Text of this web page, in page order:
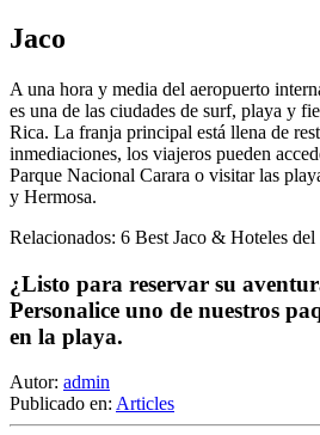
Jaco
A una hora y media del aeropuerto
es una de las ciudades de surf, playa y
Rica. La franja principal está llena de
inmediaciones, los viajeros pueden
Parque Nacional Carara o visitar las
y Hermosa.
Relacionados: 6 Best Jaco & Hoteles
¿Listo para reservar su
Personalice uno de nuestros
en la playa.
Autor: admin
Publicado en: Articles